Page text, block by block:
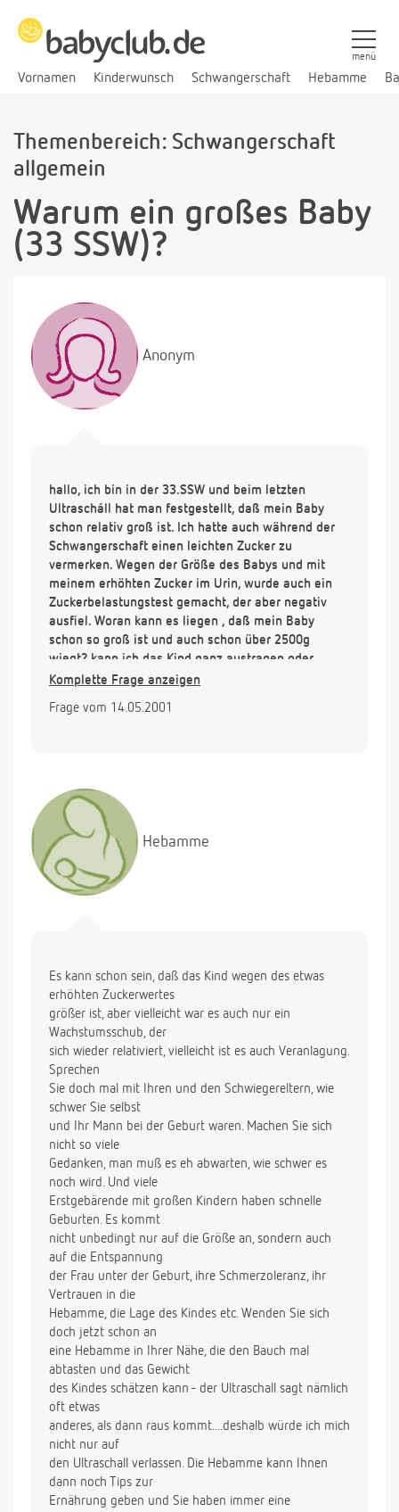
Vornamen Kinderwunsch Schwangerschaft Hebamme
menü
Themenbereich: Schwangerschaft
allgemein
Warum ein großes Baby
(33 SSW)?
Anonym
hallo, ich bin in der 33.SSW und beim letzten
Ultrascháll hat man festgestellt, daß mein Baby
schon relativ groß ist. Ich hatte auch während der
Schwangerschaft einen leichten Zucker zu
vermerken. Wegen der Größe des Babys und mit
meinem erhöhten Zucker im Urin, wurde auch ein
Zuckerbelastungstest gemacht, der aber negativ
ausfiel. Woran kann es liegen , daß mein Baby
schon so groß ist und auch schon über 2500g
wiegt? kann ich das Kind ganz austragen oder
müßte man es früher holen? Ich habe irgendwie
bringen kann.
Komplette Frage anzeigen
Frage vom 14.05.2001
Hebamme
Es kann schon sein, daß das Kind wegen des etwas
erhöhten Zuckerwertes
größer ist, aber vielleicht war es auch nur ein
Wachstumsschub, der
sich wieder relativiert, vielleicht ist es auch Veranlagung.
Sprechen
Sie doch mal mit Ihren und den Schwiegereltern, wie
schwer Sie selbst
und Ihr Mann bei der Geburt waren. Machen Sie sich
nicht so viele
Gedanken, man muß es eh abwarten, wie schwer es
noch wird. Und viele
Erstgebärende mit großen Kindern haben schnelle
Geburten. Es kommt
nicht unbedingt nur auf die Größe an, sondern auch
auf die Entspannung
der Frau unter der Geburt, ihre Schmerzoleranz, ihr
Vertrauen in die
Hebamme, die Lage des Kindes etc. Wenden Sie sich
doch jetzt schon an
eine Hebamme in Ihrer Nähe, die den Bauch mal
abtasten und das Gewicht
des Kindes schätzen kann - der Ultraschall sagt nämlich
oft etwas
anderes, als dann raus kommt....deshalb würde ich mich
nicht nur auf
den Ultraschall verlassen. Die Hebamme kann Ihnen
dann noch Tips zur
Ernährung geben und Sie haben immer eine